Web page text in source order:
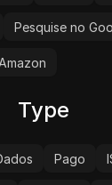
Pesquise no
Type
Pago